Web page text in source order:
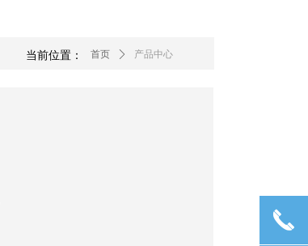
当前位置： 首页 ꄲ 产品中心
끅